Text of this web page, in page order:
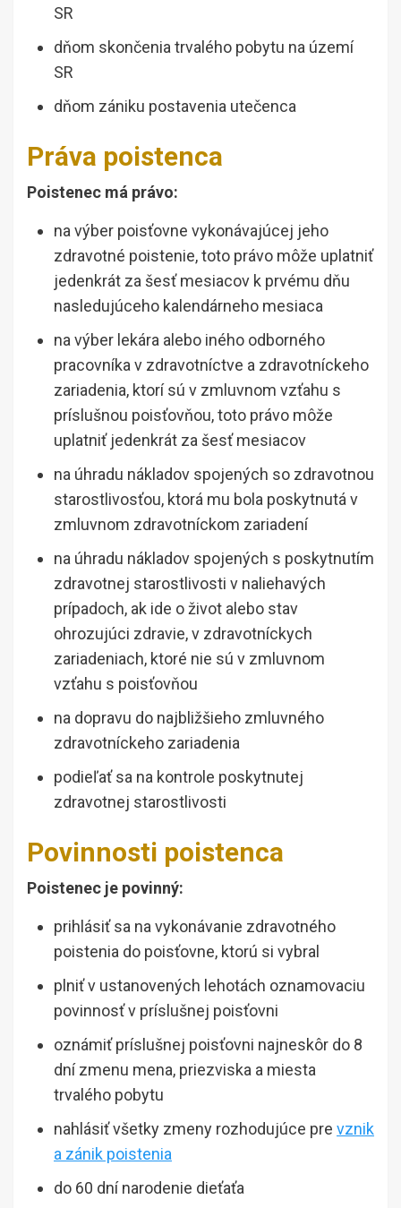
SR
dňom skončenia trvalého pobytu na území
SR
dňom zániku postavenia utečenca
Práva poistenca
Poistenec má právo:
na výber poisťovne vykonávajúcej jeho
zdravotné poistenie, toto právo môže uplatniť
jedenkrát za šesť mesiacov k prvému dňu
nasledujúceho kalendárneho mesiaca
na výber lekára alebo iného odborného
pracovníka v zdravotníctve a zdravotníckeho
zariadenia, ktorí sú v zmluvnom vzťahu s
príslušnou poisťovňou, toto právo môže
uplatniť jedenkrát za šesť mesiacov
na úhradu nákladov spojených so zdravotnou
starostlivosťou, ktorá mu bola poskytnutá v
zmluvnom zdravotníckom zariadení
na úhradu nákladov spojených s poskytnutím
zdravotnej starostlivosti v naliehavých
prípadoch, ak ide o život alebo stav
ohrozujúci zdravie, v zdravotníckych
zariadeniach, ktoré nie sú v zmluvnom
vzťahu s poisťovňou
na dopravu do najbližšieho zmluvného
zdravotníckeho zariadenia
podieľať sa na kontrole poskytnutej
zdravotnej starostlivosti
Povinnosti poistenca
Poistenec je povinný:
prihlásiť sa na vykonávanie zdravotného
poistenia do poisťovne, ktorú si vybral
plniť v ustanovených lehotách oznamovaciu
povinnosť v príslušnej poisťovni
oznámiť príslušnej poisťovni najneskôr do 8
dní zmenu mena, priezviska a miesta
trvalého pobytu
nahlásiť všetky zmeny rozhodujúce pre vznik
a zánik poistenia
do 60 dní narodenie dieťaťa